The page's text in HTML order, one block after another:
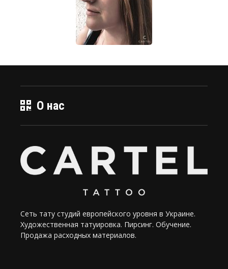
О нас
Сеть тату студий европейского уровня в Украине.
Художественная татуировка. Пирсинг. Обучение.
Продажа расходных материалов.